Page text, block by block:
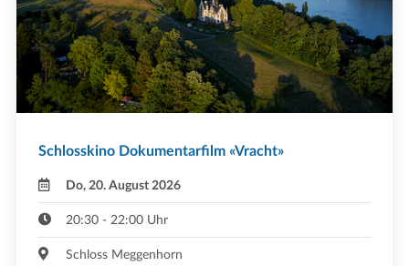
Schlosskino Dokumentarfilm «Vracht»
Do, 20. August 2026
20:30 - 22:00 Uhr
Schloss Meggenhorn